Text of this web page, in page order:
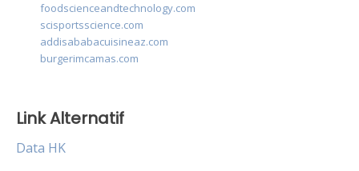
foodscienceandtechnology.com
scisportsscience.com
addisababacuisineaz.com
burgerimcamas.com
Link Alternatif
Data HK